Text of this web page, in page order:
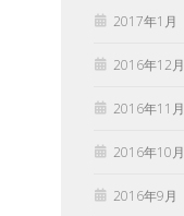
2017年1月
2016年12月
2016年11月
2016年10月
2016年9月